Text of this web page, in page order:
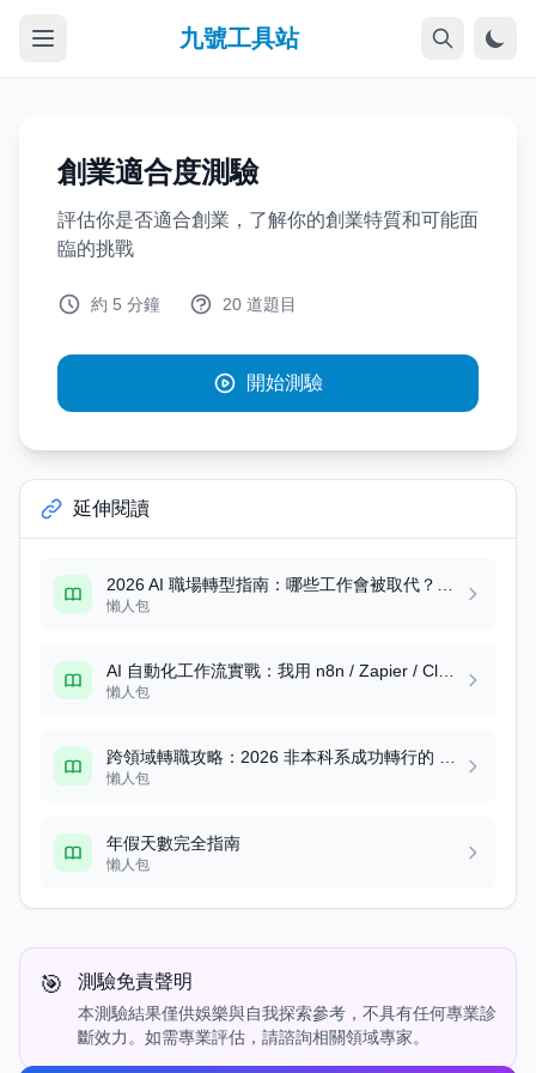
九號工具站
創業適合度測驗
評估你是否適合創業，了解你的創業特質和可能面
臨的挑戰
約 5 分鐘 20 道題目
開始測驗
延伸閱讀
懶人包
懶人包
懶人包
年假天數完全指南
懶人包
🎯 測驗免責聲明
本測驗結果僅供娛樂與自我探索參考，不具有任何專業診
斷效力。如需專業評估，請諮詢相關領域專家。